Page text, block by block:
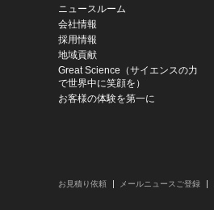
ニュースルーム
会社情報
採用情報
地域貢献
Great Science（サイエンスの力
で世界中に笑顔を）
お客様の体験を第一に
お見積り依頼 メールニュースご登録